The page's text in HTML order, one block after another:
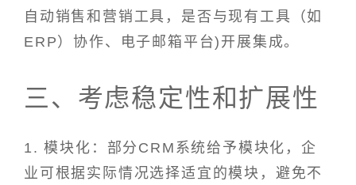
自动销售和营销工具，是否与现有工具（如
ERP）协作、电子邮箱平台)开展集成。
三、考虑稳定性和扩展性
1. 模块化：部分CRM系统给予模块化，企
业可根据实际情况选择适宜的模块，避免不